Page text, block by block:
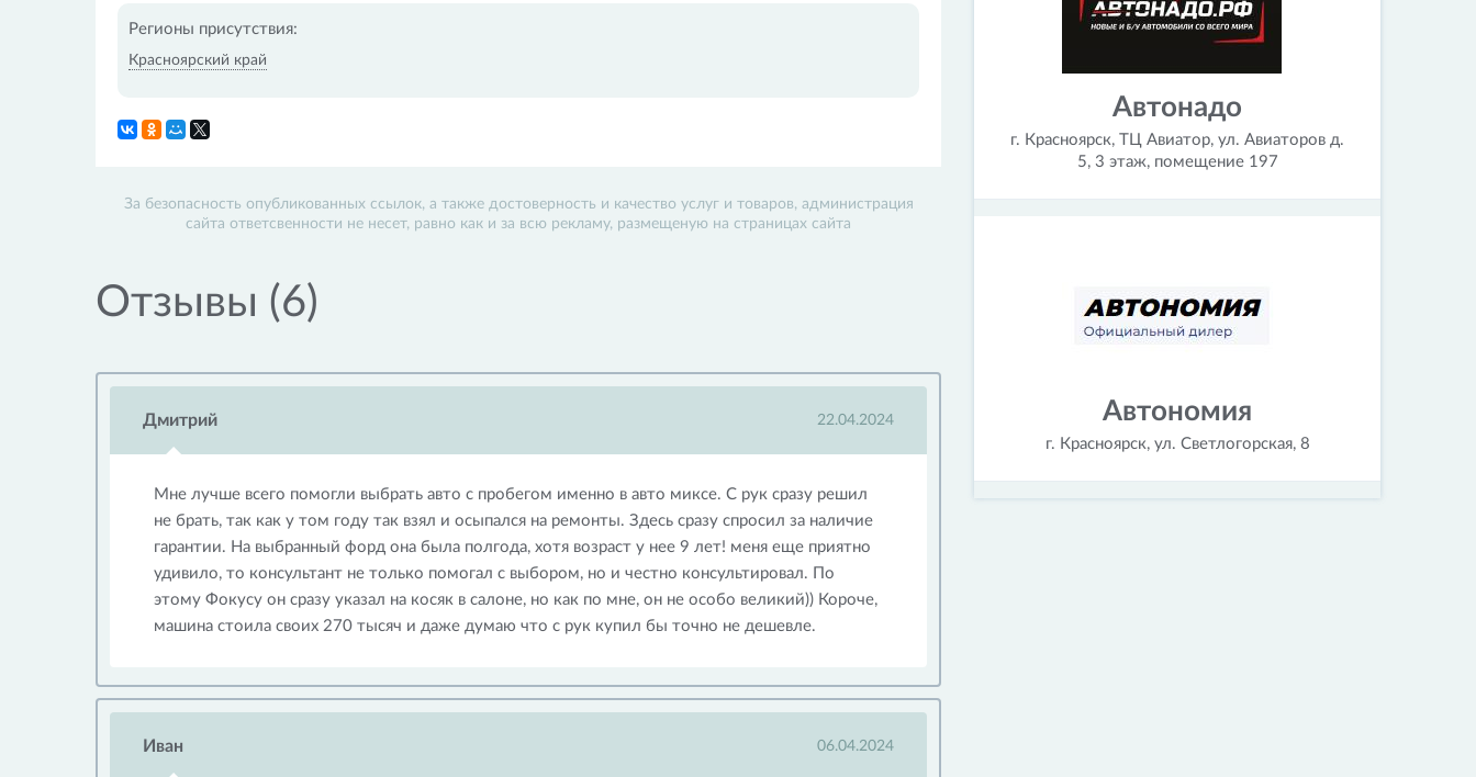
Регионы присутствия:
Красноярский край
За безопасность опубликованных ссылок, а также достоверность и качество услуг и товаров, администрация
сайта ответсвенности не несет, равно как и за всю рекламу, размещеную на страницах сайта
Отзывы (6)
Дмитрий 22.04.2024
Мне лучше всего помогли выбрать авто с пробегом именно в авто миксе. С рук сразу решил
не брать, так как у том году так взял и осыпался на ремонты. Здесь сразу спросил за наличие
гарантии. На выбранный форд она была полгода, хотя возраст у нее 9 лет! меня еще приятно
удивило, то консультант не только помогал с выбором, но и честно консультировал. По
этому Фокусу он сразу указал на косяк в салоне, но как по мне, он не особо великий)) Короче,
машина стоила своих 270 тысяч и даже думаю что с рук купил бы точно не дешевле.
Иван 06.04.2024
Автонадо
г. Красноярск, ТЦ Авиатор, ул. Авиаторов д.
5, 3 этаж, помещение 197
Автономия
г. Красноярск, ул. Светлогорская, 8